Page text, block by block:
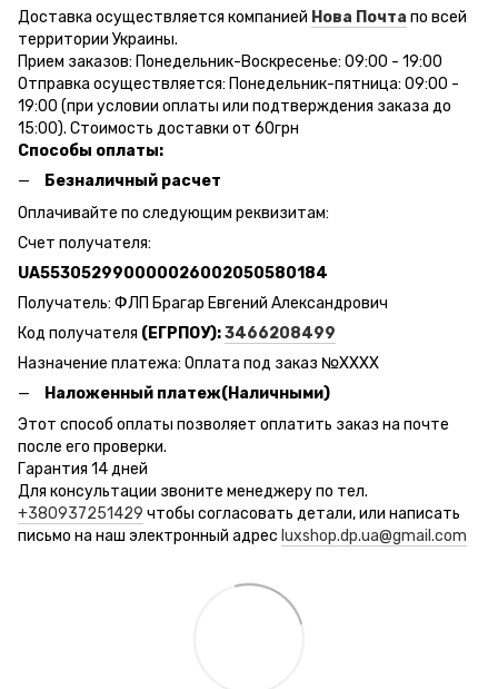
Доставка осуществляется компанией Нова Почта по всей
территории Украины.
Прием заказов: Понедельник-Воскресенье: 09:00 - 19:00
Отправка осуществляется: Понедельник-пятница: 09:00 -
19:00 (при условии оплаты или подтверждения заказа до
15:00). Стоимость доставки от 60грн
Способы оплаты:
Безналичный расчет
Оплачивайте по следующим реквизитам:
Счет получателя:
UA553052990000026002050580184
Получатель: ФЛП Брагар Евгений Александрович
Код получателя (ЕГРПОУ):3466208499
Назначение платежа: Оплата под заказ №ХХХХ
Наложенный платеж(Наличными)
Этот способ оплаты позволяет оплатить заказ на почте
после его проверки.
Гарантия 14 дней
Для консультации звоните менеджеру по тел.
+380937251429 чтобы согласовать детали, или написать
письмо на наш электронный адрес luxshop.dp.ua@gmail.com